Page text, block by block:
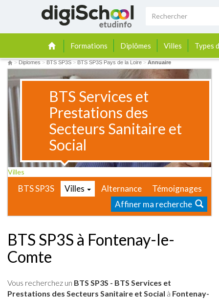
Formations Diplômes Villes Types
> Diplomes > BTS SP3S > BTS SP3S Pays de la Loire > Annuaire
BTS Services et
Prestations des
Secteurs Sanitaire et
Social
Villes
BTS SP3S Villes Alternance
Témoignages
Affiner ma recherche
BTS SP3S à Fontenay-le-
Comte
Vous recherchez un BTS SP3S - BTS Services et
Prestations des Secteurs Sanitaire et Social à Fontenay-